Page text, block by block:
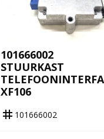
101666002
STUURKAST
XF106
tag 101666002